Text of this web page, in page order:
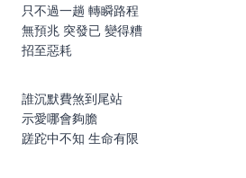
只不過一趟 轉瞬路程
無預兆 突發已 變得糟
招至惡耗
誰沉默費煞到尾站
示愛哪會夠膽
蹉跎中不知 生命有限